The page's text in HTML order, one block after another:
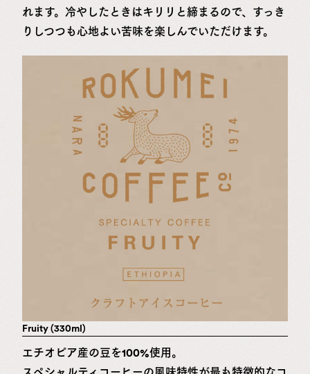
れます。冷やしたときはキリリと締まるので、すっき
りしつつも心地よい苦味を楽しんでいただけます。
Fruity (330ml)
エチオピア産の豆を100%使用。